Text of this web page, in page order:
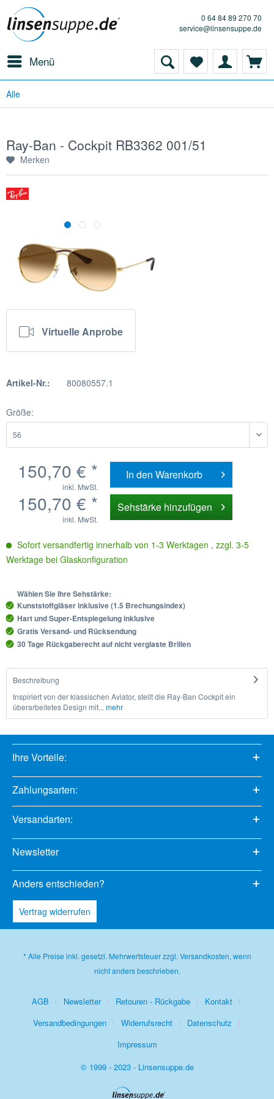
0 64 84 89 270 70
service@linsensuppe.de
Menü
Alle
Ray-Ban - Cockpit RB3362 001/51
Merken
Virtuelle Anprobe
Artikel-Nr.: 80080557.1
Größe:
150,70 € *
inkl. MwSt.
In den Warenkorb
150,70 € *
inkl. MwSt.
Sehstärke hinzufügen
Sofort versandfertig innerhalb von 1-3 Werktagen , zzgl. 3-5
Werktage bei Glaskonfiguration
Wählen Sie Ihre Sehstärke:
Kunststoffgläser inklusive (1.5 Brechungsindex)
Hart und Super-Entspiegelung inklusive
Gratis Versand- und Rücksendung
30 Tage Rückgaberecht auf nicht verglaste Brillen
Beschreibung
Inspiriert von der klassischen Aviator, stellt die Ray-Ban Cockpit ein
überarbeitetes Design mit... mehr
Ihre Vorteile:
Zahlungsarten:
Versandarten:
Newsletter
Anders entschieden?
Vertrag widerrufen
* Alle Preise inkl. gesetzl. Mehrwertsteuer zzgl. Versandkosten, wenn
nicht anders beschrieben.
AGB Newsletter Retouren - Rückgabe
Kontakt
Versandbedingungen
Widerrufsrecht
Datenschutz
Impressum
© 1999 - 2023 - Linsensuppe.de